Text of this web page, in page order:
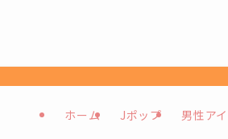
ホーム Jポップ 男性ア